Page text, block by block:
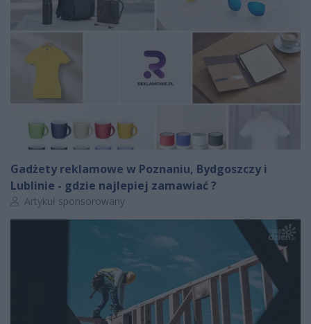
Gadżety reklamowe w Poznaniu, Bydgoszczy i
Lublinie - gdzie najlepiej zamawiać ?
Autor artykułu:
Artykuł sponsorowany